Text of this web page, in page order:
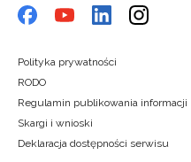
Polityka prywatności
RODO
Regulamin publikowania informacji
Skargi i wnioski
Deklaracja dostępności serwisu